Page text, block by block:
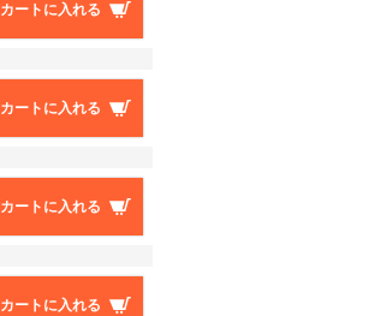
カートに入れる
カートに入れる
カートに入れる
カートに入れる